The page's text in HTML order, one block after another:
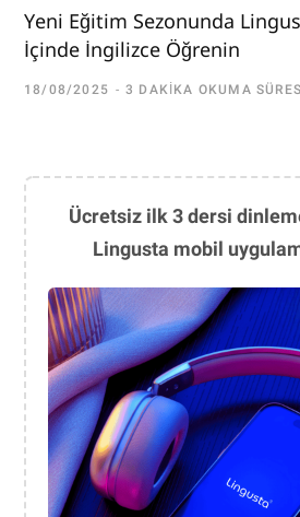
Yeni Eğitim Sezonunda
İçinde İngilizce Öğrenin
18/08/2025 3 DAKIKA OKUMA SÜRESI
Ücretsiz ilk 3 dersi
Lingusta mobil